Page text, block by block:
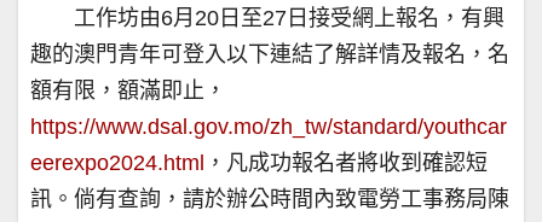
工作坊由6月20日至27日接受網上報名，有興
趣的澳門青年可登入以下連結了解詳情及報名，名
額有限，額滿即止，
https://www.dsal.gov.mo/zh_tw/standard/youthcar
eerexpo2024.html ，凡成功報名者將收到確認短
訊。倘有查詢，請於辦公時間內致電勞工事務局陳